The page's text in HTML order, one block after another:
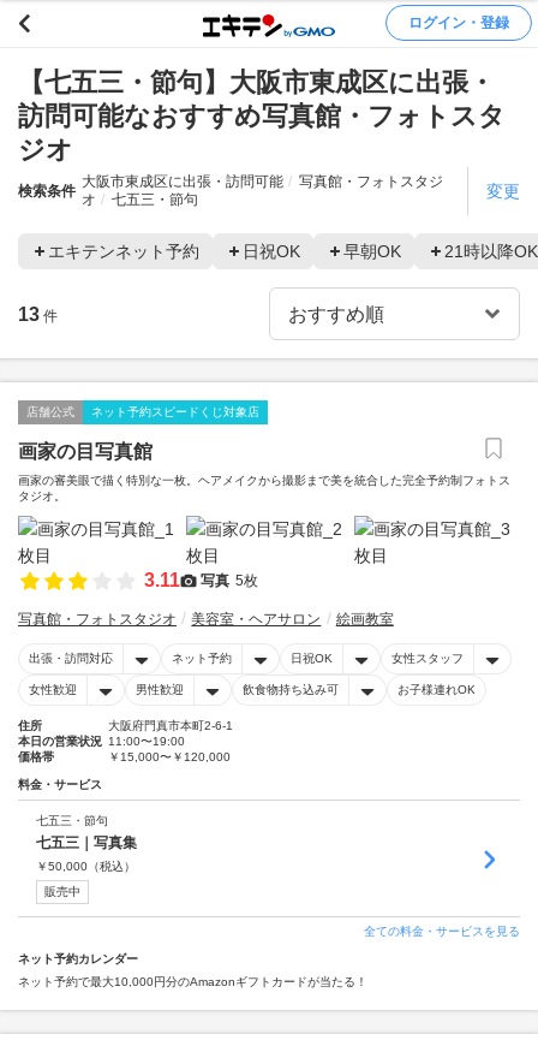
ログイン・登録
【七五三・節句】大阪市東成区に出張・
訪問可能なおすすめ写真館・フォトスタ
ジオ
検索条件
大阪市東成区に出張・訪問可能
写真館・フォトスタジ
オ
七五三・節句 変更
エキテンネット予約 日祝OK 早朝OK 21時以降OK
13 件
店舗公式 ネット予約スピードくじ対象店
画家の目写真館
画家の審美眼で描く特別な一枚。ヘアメイクから撮影まで美を統合した完全予約制フォトス
タジオ。
3.11 写真 5枚
写真館・フォトスタジオ 美容室・ヘアサロン 絵画教室
出張・訪問対応 ネット予約 日祝OK 女性スタッフ
女性歓迎 男性歓迎 飲食物持ち込み可 お子様連れOK
住所
大阪府門真市本町2-6-1
本日の営業状況 11:00〜19:00
価格帯
￥15,000〜￥120,000
料金・サービス
七五三・節句
七五三｜写真集
￥50,000 （税込）
販売中
全ての料金・サービスを見る
ネット予約カレンダー
ネット予約で最大10,000円分のAmazonギフトカードが当たる！